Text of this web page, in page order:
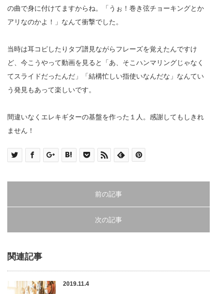
の曲で身に付けてますからね。「うぉ！巻き弦チョーキングとか
アリなのかよ！」なんて衝撃でした。
当時は耳コピしたりタブ譜見ながらフレーズを覚えたんですけ
ど、今こうやって動画を見ると「あ、そこハンマリングじゃなく
てスライドだったんだ」「結構忙しい指使いなんだな」なんてい
う発見もあって楽しいです。
間違いなくエレキギターの基盤を作った１人。感謝してもしきれ
ません！
前の記事
次の記事
関連記事
2019.11.4